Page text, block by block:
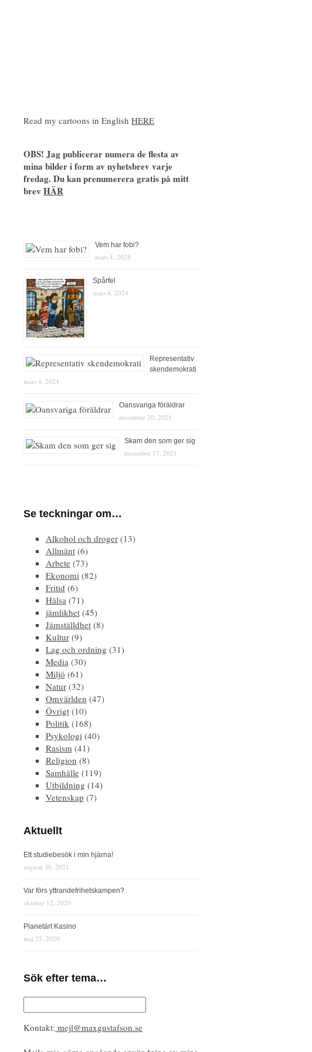
Read my cartoons in English HERE
OBS! Jag publicerar numera de flesta av
mina bilder i form av nyhetsbrev varje
fredag. Du kan prenumerera gratis på mitt
brev HÄR
Vem har fobi?
mars 4, 2024
Spårfel
mars 4, 2024
Representativ
skendemokrati
mars 4, 2024
Oansvariga föräldrar
december 20, 2021
Skam den som ger sig
december 17, 2021
Se teckningar om…
Alkohol och droger(13)
Allmänt(6)
Arbete(73)
Ekonomi(82)
Fritid (6)
Hälsa(71)
jämlikhet(45)
Jämställdhet(8)
Kultur(9)
Lag och ordning (31)
Media(30)
Miljö (61)
Natur(32)
Omvärlden (47)
Övrigt(10)
Politik(168)
Psykologi(40)
Rasism(41)
Religion (8)
Samhälle(119)
Utbildning (14)
Vetenskap (7)
Aktuellt
Ett studiebesök i min hjärna!
augusti 30, 2021
Var förs yttrandefrihetskampen?
oktober 12, 2020
Planetärt Kasino
maj 25, 2020
Sök efter tema…
Kontakt: mejl@maxgustafson.se